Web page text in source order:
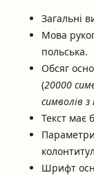
Загальні
Мова
польська.
Обсяг
(20000
символів
Текст має
Шрифт